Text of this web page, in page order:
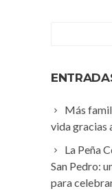
Más
vida gracias
La Peña
San Pedro:
para